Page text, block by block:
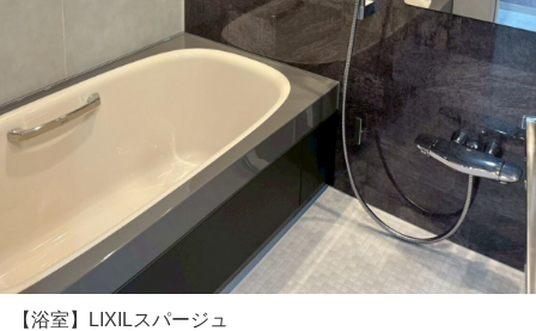
【浴室】LIXILスパージュ